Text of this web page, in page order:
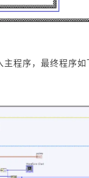
程序，最终程序如